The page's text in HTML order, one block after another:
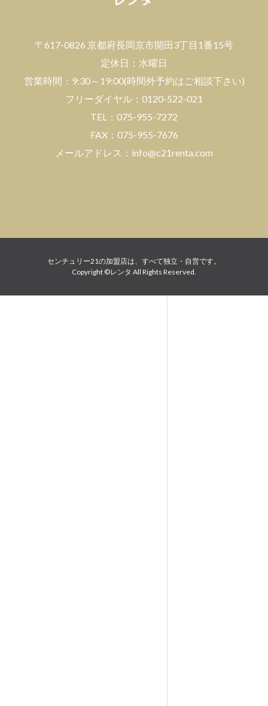
エリアから検索
〒617-0826 京都府長岡京市開田3丁目1番15号
定休日：水曜日
営業時間：9:30～19:00(時間外予約はご相談下さい)
フリーダイヤル：0120-522-021
TEL：075-955-7272
FAX：075-955-7676
メールアドレス：info@c21renta.com
センチュリー21の加盟店は、すべて独立・自営です。
Copyright ©レンタ All Rights Reserved.